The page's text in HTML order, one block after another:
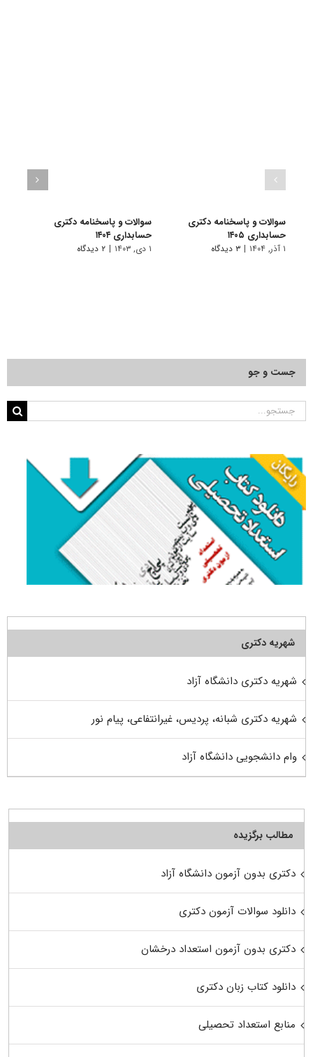
سوالات و پاسخنامه دکتری
حسابداری ۱۴۰۵
۱ آذر, ۱۴۰۴ | ۳ دیدگاه
سوالات و پاسخنامه دکتری
حسابداری ۱۴۰۴
۱ دی, ۱۴۰۳ | ۲ دیدگاه
جست و جو
جستجو
شهریه دکتری
شهریه دکتری دانشگاه آزاد
شهریه دکتری شبانه، پردیس، غیرانتفاعی، پیام نور
وام دانشجویی دانشگاه آزاد
مطالب برگزیده
دکتری بدون آزمون دانشگاه آزاد
دانلود سوالات آزمون دکتری
دکتری بدون آزمون استعداد درخشان
دانلود کتاب زبان دکتری
منابع استعداد تحصیلی